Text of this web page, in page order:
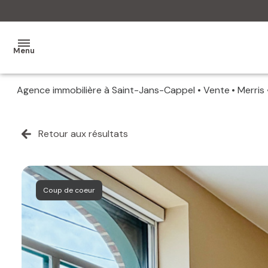
Menu
MES
MES
VENDUS
ESTIMATION
ALERTE
Agence immobilière à Saint-Jans-Cappel Vente Merris
Retour aux résultats
Coup de coeur